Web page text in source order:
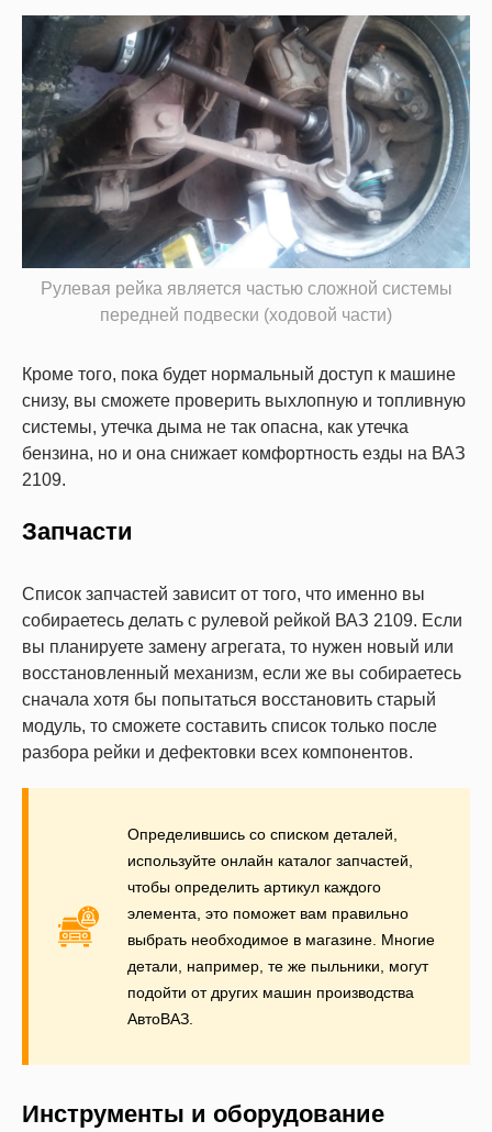
Рулевая рейка является частью сложной системы
передней подвески (ходовой части)
Кроме того, пока будет нормальный доступ к машине
снизу, вы сможете проверить выхлопную и топливную
системы, утечка дыма не так опасна, как утечка
бензина, но и она снижает комфортность езды на ВАЗ
2109.
Запчасти
Список запчастей зависит от того, что именно вы
собираетесь делать с рулевой рейкой ВАЗ 2109. Если
вы планируете замену агрегата, то нужен новый или
восстановленный механизм, если же вы собираетесь
сначала хотя бы попытаться восстановить старый
модуль, то сможете составить список только после
разбора рейки и дефектовки всех компонентов.
Определившись со списком деталей,
используйте онлайн каталог запчастей,
чтобы определить артикул каждого
элемента, это поможет вам правильно
выбрать необходимое в магазине. Многие
детали, например, те же пыльники, могут
подойти от других машин производства
АвтоВАЗ.
Инструменты и оборудование